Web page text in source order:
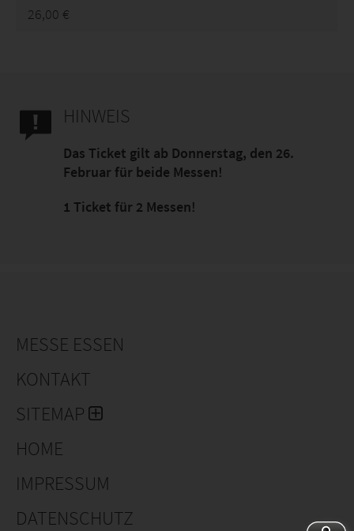
26,00 €
HINWEIS
Das Ticket gilt ab Donnerstag, den 26.
Februar für beide Messen!
1 Ticket für 2 Messen!
MESSE ESSEN
KONTAKT
SITEMAP
HOME
IMPRESSUM
DATENSCHUTZ